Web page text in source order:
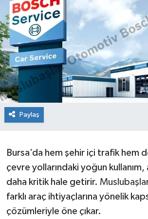
Paylaş
Bursa’da hem şehir içi trafik hem
çevre yollarındaki yoğun kullanım,
daha kritik hale getirir.
farklı araç ihtiyaçlarına yönelik
çözümleriyle öne çıkar.
Son Dakika Haberleri
Haber Arşivi